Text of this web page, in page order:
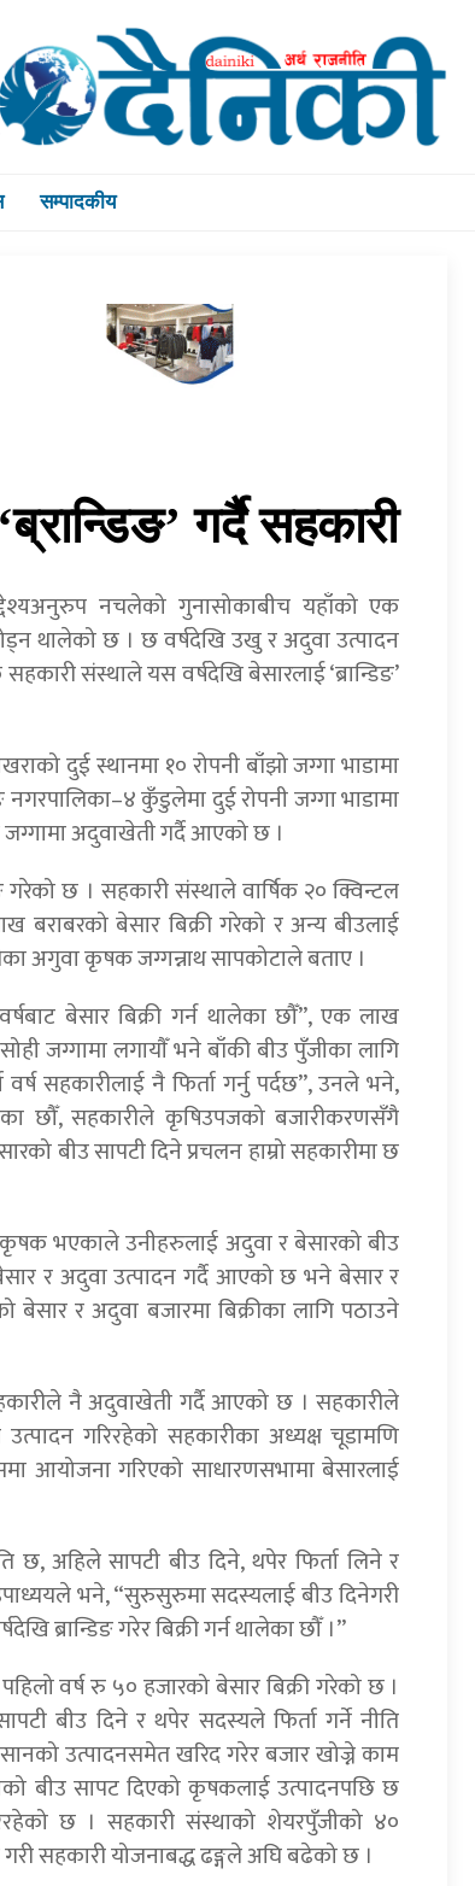
सम्पादकीय
गर्दै सहकारी
नचलेको गुनासोकाबीच यहाँको एक
थालेको छ । छ वर्षदेखि उखु र अदुवा उत्पादन
संस्थाले यस वर्षदेखि बेसारलाई ‘ब्रान्डिङ’
दुई स्थानमा १० रोपनी बाँझो जग्गा भाडामा
कुँडुलेमा दुई रोपनी जग्गा भाडामा
अदुवाखेती गर्दै आएको छ ।
गरेको छ । सहकारी संस्थाले वार्षिक २० क्विन्टल
बराबरको बेसार बिक्री गरेको र अन्य बीउलाई
अगुवा कृषक जग्गन्नाथ सापकोटाले बताए ।
बेसार बिक्री गर्न थालेका छौँ”, एक लाख
जग्गामा लगायाैँ भने बाँकी बीउ पुँजीका लागि
सहकारीलाई नै फिर्ता गर्नु पर्दछ”, उनले भने,
छौँ, सहकारीले कृषिउपजको बजारीकरणसँगै
बीउ सापटी दिने प्रचलन हाम्रो सहकारीमा छ
भएकाले उनीहरुलाई अदुवा र बेसारको बीउ
र अदुवा उत्पादन गर्दै आएको छ भने बेसार र
र अदुवा बजारमा बिक्रीका लागि पठाउने
नै अदुवाखेती गर्दै आएको छ । सहकारीले
गरिरहेको सहकारीका अध्यक्ष चूडामणि
आयोजना गरिएको साधारणसभामा बेसारलाई
छ, अहिले सापटी बीउ दिने, थपेर फिर्ता लिने र
उपाध्ययले भने, “सुरुसुरुमा सदस्यलाई बीउ दिनेगरी
ब्रान्डिङ गरेर बिक्री गर्न थालेका छौँ ।”
वर्ष रु ५० हजारको बेसार बिक्री गरेको छ ।
बीउ दिने र थपेर सदस्यले फिर्ता गर्ने नीति
उत्पादनसमेत खरिद गरेर बजार खोज्ने काम
बीउ सापट दिएको कृषकलाई उत्पादनपछि छ
छ । सहकारी संस्थाको शेयरपुँजीको ४०
सहकारी योजनाबद्ध ढङ्गले अघि बढेको छ ।